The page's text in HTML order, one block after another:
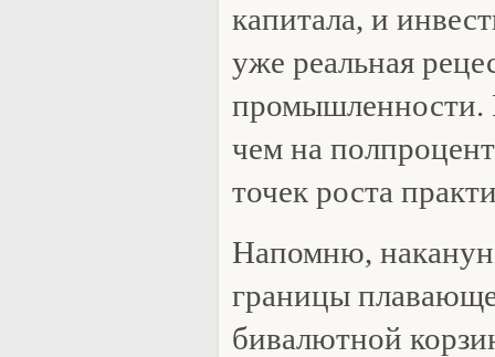
капитала, и
уже реальная
промышленности.
чем на
точек роста
Напомню,
границы
бивалютной